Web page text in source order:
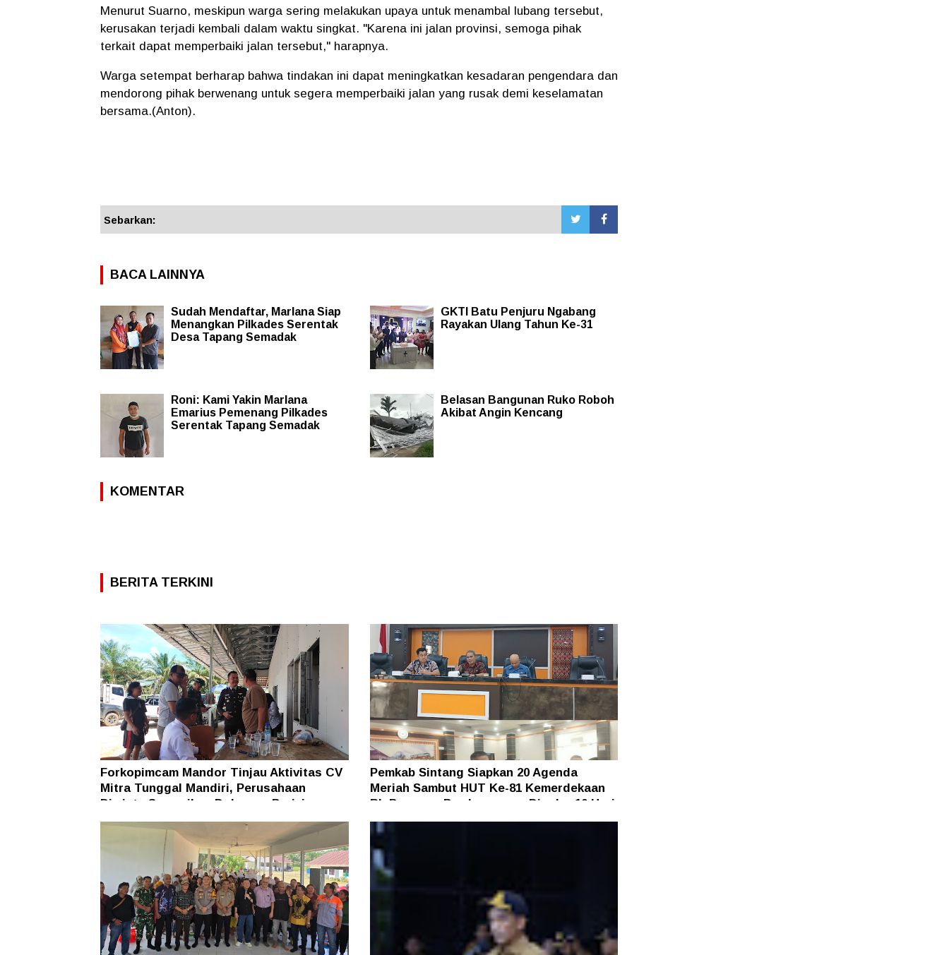
Menurut Suarno, meskipun warga sering melakukan upaya untuk menambal lubang tersebut,
kerusakan terjadi kembali dalam waktu singkat. "Karena ini jalan provinsi, semoga pihak
terkait dapat memperbaiki jalan tersebut," harapnya.
Warga setempat berharap bahwa tindakan ini dapat meningkatkan kesadaran pengendara dan
mendorong pihak berwenang untuk segera memperbaiki jalan yang rusak demi keselamatan
bersama.(Anton).
Sebarkan:
BACA LAINNYA
Sudah Mendaftar, Marlana Siap
Menangkan Pilkades Serentak
Desa Tapang Semadak
GKTI Batu Penjuru Ngabang
Rayakan Ulang Tahun Ke-31
Roni: Kami Yakin Marlana
Emarius Pemenang Pilkades
Serentak Tapang Semadak
Belasan Bangunan Ruko Roboh
Akibat Angin Kencang
KOMENTAR
BERITA TERKINI
Forkopimcam Mandor Tinjau Aktivitas CV
Mitra Tunggal Mandiri, Perusahaan
Diminta Sampaikan Dokumen Perizinan
Pemkab Sintang Siapkan 20 Agenda
Meriah Sambut HUT Ke-81 Kemerdekaan
RI, Pameran Pembangunan Digelar 10 Hari